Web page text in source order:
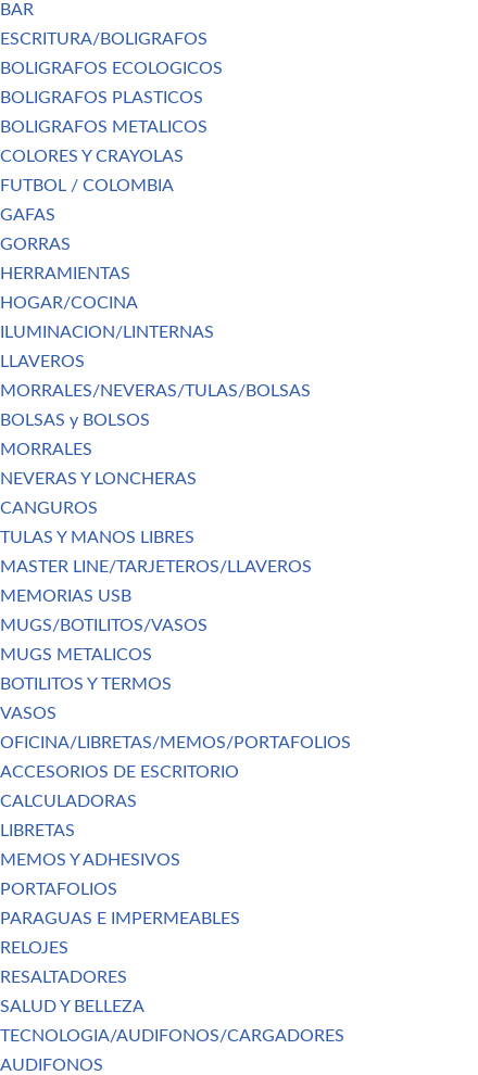
BAR
ESCRITURA/BOLIGRAFOS
BOLIGRAFOS ECOLOGICOS
BOLIGRAFOS PLASTICOS
BOLIGRAFOS METALICOS
COLORES Y CRAYOLAS
FUTBOL / COLOMBIA
GAFAS
GORRAS
HERRAMIENTAS
HOGAR/COCINA
ILUMINACION/LINTERNAS
LLAVEROS
MORRALES/NEVERAS/TULAS/BOLSAS
BOLSAS y BOLSOS
MORRALES
NEVERAS Y LONCHERAS
CANGUROS
TULAS Y MANOS LIBRES
MASTER LINE/TARJETEROS/LLAVEROS
MEMORIAS USB
MUGS/BOTILITOS/VASOS
MUGS METALICOS
BOTILITOS Y TERMOS
VASOS
OFICINA/LIBRETAS/MEMOS/PORTAFOLIOS
ACCESORIOS DE ESCRITORIO
CALCULADORAS
LIBRETAS
MEMOS Y ADHESIVOS
PORTAFOLIOS
PARAGUAS E IMPERMEABLES
RELOJES
RESALTADORES
SALUD Y BELLEZA
TECNOLOGIA/AUDIFONOS/CARGADORES
AUDIFONOS